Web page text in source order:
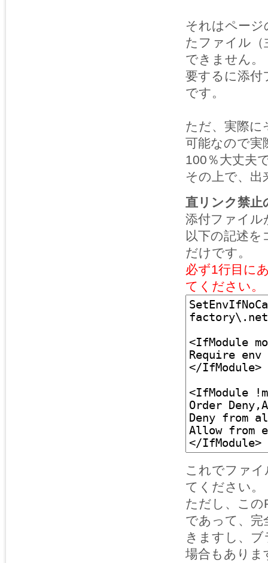
それはペー
たファイル（
できません。
要するに添付
です。
ただ、実際に
可能なので実
100％大丈夫
その上で、出
直リンク禁
添付ファイル
以下の記述
だけです。
必ず1行目に
てください。
これでファ
てください。
ただし、この
であって、完
きますし、
場合もありま